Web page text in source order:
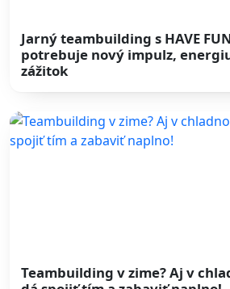
Jarný teambuilding s HAVE
potrebuje nový impulz,
zážitok
Teambuilding v zime? Aj v